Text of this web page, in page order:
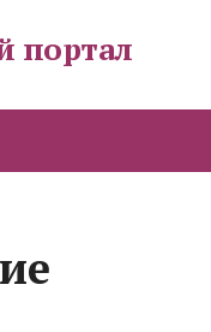
портал